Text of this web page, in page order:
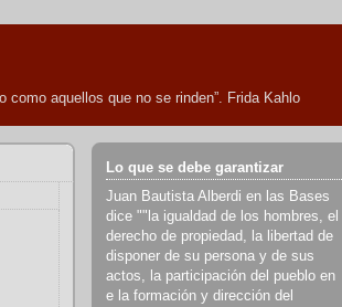
aquellos que no se rinden”. Frida Kahlo
Lo que se debe garantizar
Juan Bautista Alberdi en las Bases
dice ""la igualdad de los hombres, el
derecho de propiedad, la libertad de
disponer de su persona y de sus
actos, la participación del pueblo en
e la formación y dirección del